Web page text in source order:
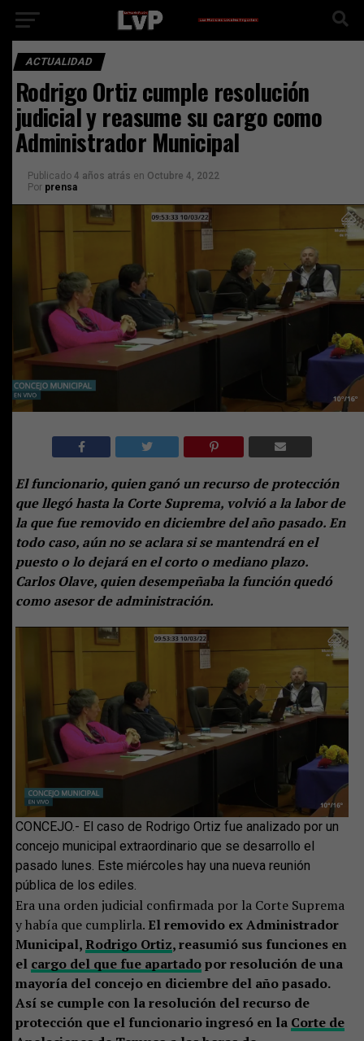
ACTUALIDAD
Rodrigo Ortiz cumple resolución
judicial y reasume su cargo como
Administrador Municipal
Publicado 4 años atrás en Octubre 4, 2022
Por prensa
El funcionario, quien ganó un recurso de protección
que llegó hasta la Corte Suprema, volvió a la labor de
la que fue removido en diciembre del año pasado. En
todo caso, aún no se aclara si se mantendrá en el
puesto o lo dejará en el corto o mediano plazo.
Carlos Olave, quien desempeñaba la función quedó
como asesor de administración.
CONCEJO.- El caso de Rodrigo Ortiz fue analizado por un
concejo municipal extraordinario que se desarrollo el
pasado lunes. Este miércoles hay una nueva reunión
pública de los ediles.
Era una orden judicial confirmada por la Corte Suprema
y había que cumplirla. El removido ex Administrador
Municipal, Rodrigo Ortiz, reasumió sus funciones en
el cargo del que fue apartadopor resolución de una
mayoría del concejo en diciembre del año pasado.
Así se cumple con la resolución del recurso de
protección que el funcionario ingresó en la Corte de